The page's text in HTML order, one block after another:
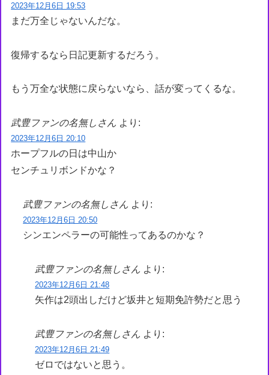
2023年12月6日 19:53
まだ万全じゃないんだな。
復帰するなら日記更新するだろう。
もう万全な状態に戻らないなら、話が変ってくるな。
武豊ファンの名無しさん より:
2023年12月6日 20:10
ホープフルの日は中山か
センチュリボンドかな？
武豊ファンの名無しさん より:
2023年12月6日 20:50
シンエンペラーの可能性ってあるのかな？
武豊ファンの名無しさん より:
2023年12月6日 21:48
矢作は2頭出しだけど坂井と短期免許勢だと思う
武豊ファンの名無しさん より:
2023年12月6日 21:49
ゼロではないと思う。